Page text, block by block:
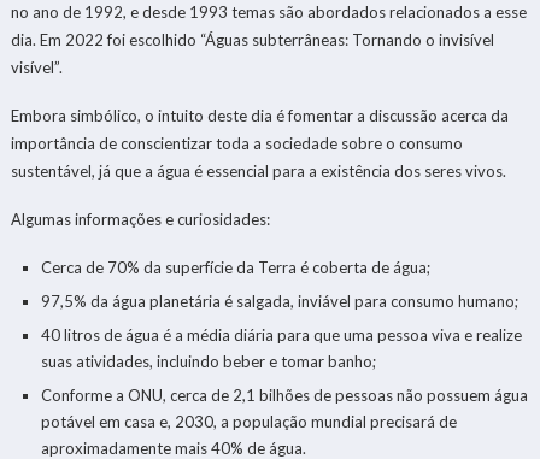
no ano de 1992, e desde 1993 temas são abordados relacionados a esse
dia. Em 2022 foi escolhido “Águas subterrâneas: Tornando o invisível
visível”.
Embora simbólico, o intuito deste dia é fomentar a discussão acerca da
importância de conscientizar toda a sociedade sobre o consumo
sustentável, já que a água é essencial para a existência dos seres vivos.
Algumas informações e curiosidades:
Cerca de 70% da superfície da Terra é coberta de água;
97,5% da água planetária é salgada, inviável para consumo humano;
40 litros de água é a média diária para que uma pessoa viva e realize
suas atividades, incluindo beber e tomar banho;
Conforme a ONU, cerca de 2,1 bilhões de pessoas não possuem água
potável em casa e, 2030, a população mundial precisará de
aproximadamente mais 40% de água.